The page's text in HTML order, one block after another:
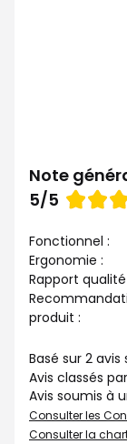
Note
Note
5/5
Fonctionnel :
Ergonomie :
Rapport qualité
produit :
Basé sur 2 avis
Avis classés
Avis soumis à
Consulter les
Consulter la